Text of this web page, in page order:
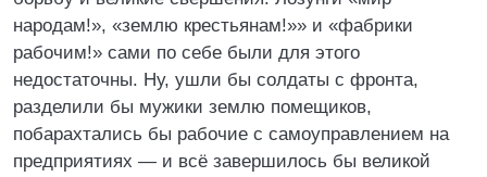
народам!», «землю крестьянам!»» и «фабрики
рабочим!» сами по себе были для этого
недостаточны. Ну, ушли бы солдаты с фронта,
разделили бы мужики землю помещиков,
побарахтались бы рабочие с самоуправлением на
предприятиях — и всё завершилось бы великой